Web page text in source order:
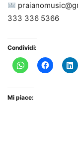
333 336 5366
Condividi:
Mi piace: